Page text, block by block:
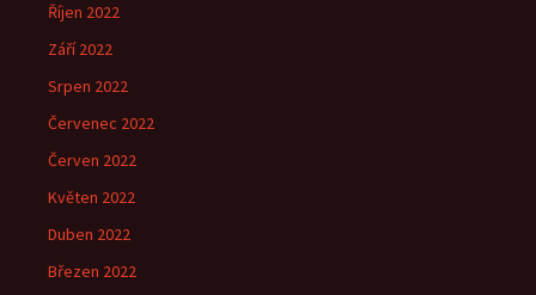
Říjen 2022
Září 2022
Srpen 2022
Červenec 2022
Červen 2022
Květen 2022
Duben 2022
Březen 2022